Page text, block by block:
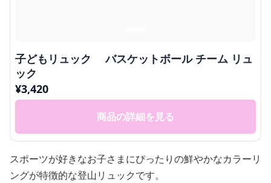
子どもリュック バスケットボール チーム リュ
ック
¥3,420
商品の詳細を見る
スポーツが好きなお子さまにぴったりの鮮やかなカラーリ
ングが特徴的な登山リュックです。